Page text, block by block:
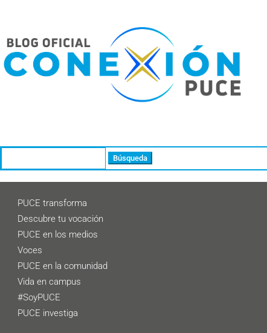
PUCE transforma
Descubre tu vocación
PUCE en los medios
Voces
PUCE en la comunidad
Vida en campus
#SoyPUCE
PUCE investiga